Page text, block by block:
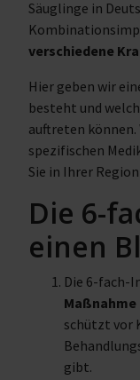
Säuglinge in
verschiedene
Hier geben wir
besteht und
auftreten können.
spezifischen
Sie in Ihrer
Die 6-
einen
Die 6-fach-
Maßnahme
schützt vor
gibt.